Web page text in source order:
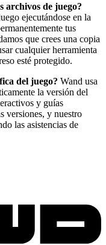
archivos de juego?
ejecutándose en la
tus
que crees una copia
cualquier herramienta
esté protegido.
del juego? Wand usa
la versión del
y guías
versiones, y nuestro
las asistencias de